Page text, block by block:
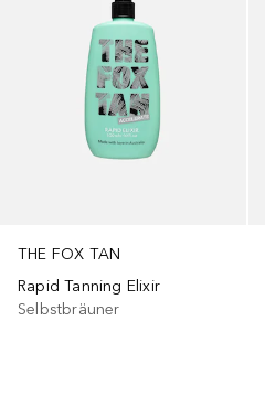
THE FOX TAN
Rapid Tanning Elixir
Selbstbräuner